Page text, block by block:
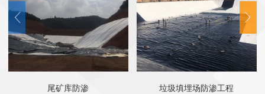
尾矿库防渗 垃圾填埋场防渗工程